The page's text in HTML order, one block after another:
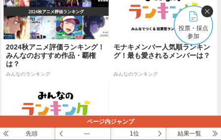
2024秋アニメ評価ランキング！
みんなのおすすめ作品・覇権
は？
みんなのランキング
モナキメンバー人気順ランキン
グ！最も愛されるメンバーは？
みんなのランキング
投票・採点
参加
ページ内ジャンプ
先頭
--- 1位 結果一覧